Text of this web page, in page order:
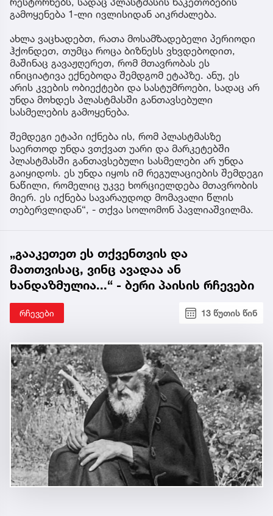
გამოყენება 1-ლი ივლისიდან აიკრძალება.
ახლა ვაცხადებთ, რათა მოსამზადებელი პერიოდი
ჰქონდეთ, თუმცა როცა ბიზნესს ვხვდებოდით,
მაშინაც გავაჟღერეთ, რომ მთავრობას ეს
ინიციატივა ექნებოდა შემდგომ ეტაპზე. ანუ, ეს
არის კვების ობიექტები და სასტუმროები, სადაც არ
უნდა მოხდეს პლასტმასში განთავსებული
სასმელების გამოყენება.
შემდეგი ეტაპი იქნება ის, რომ პლასტმასზე
საერთოდ უნდა ვთქვათ უარი და მარკეტებში
პლასტმასში განთავსებული სასმელები არ უნდა
გაიყიდოს. ეს უნდა იყოს იმ რეგულაციების შემდეგი
ნაწილი, რომელიც უკვე ხორციელდება მთავრობის
მიერ. ეს იქნება სავარაუდოდ მომავალი წლის
თებერვლიდან“, - თქვა სოლომონ პავლიაშვილმა.
„გააკეთეთ ეს თქვენთვის და
მათთვისაც, ვინც ავადაა ან
ხანდაზმულია...“ - ბერი პაისის რჩევები
რჩევები 13 წუთის წინ